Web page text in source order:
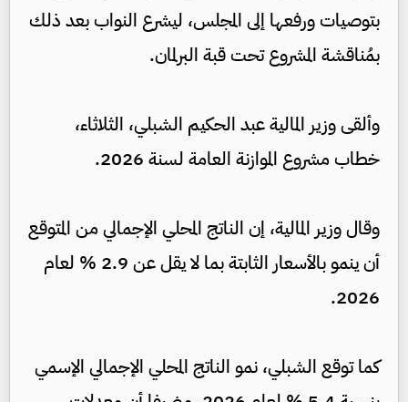
بتوصيات ورفعها إلى المجلس، ليشرع النواب بعد ذلك
بمُناقشة المشروع تحت قبة البرلمان.
وألقى وزير المالية عبد الحكيم الشبلي، الثلاثاء،
خطاب مشروع الموازنة العامة لسنة 2026.
وقال وزير المالية، إن الناتج المحلي الإجمالي من المتوقع
أن ينمو بالأسعار الثابتة بما لا يقل عن 2.9 % لعام
2026.
كما توقع الشبلي، نمو الناتج المحلي الإجمالي الإسمي